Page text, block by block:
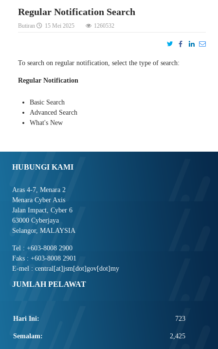
Regular Notification Search
Butiran 15 Mei 2025 1260532
To search on regular notification, select the type of search:
Regular Notification
Basic Search
Advanced Search
What's New
HUBUNGI KAMI
Aras 4-7, Menara 2
Menara Cyber Axis
Jalan Impact, Cyber 6
63000 Cyberjaya
Selangor, MALAYSIA
Tel : +603-8008 2900
Faks : +603-8008 2901
E-mel : central[at]jsm[dot]gov[dot]my
JUMLAH PELAWAT
Hari Ini: 723
Semalam: 2,425